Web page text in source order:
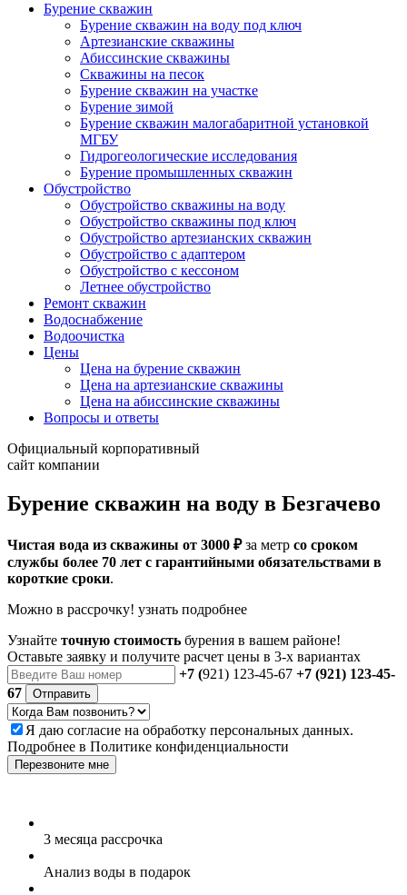
Бурение скважин
Бурение скважин на воду под ключ
Артезианские скважины
Абиссинские скважины
Скважины на песок
Бурение скважин на участке
Бурение зимой
Бурение скважин малогабаритной установкой
МГБУ
Гидрогеологические исследования
Бурение промышленных скважин
Обустройство
Обустройство скважины на воду
Обустройство скважины под ключ
Обустройство артезианских скважин
Обустройство с адаптером
Обустройство с кессоном
Летнее обустройство
Ремонт скважин
Водоснабжение
Водоочистка
Цены
Цена на бурение скважин
Цена на артезианские скважины
Цена на абиссинские скважины
Вопросы и ответы
Официальный корпоративный
сайт компании
Бурение скважин на воду в Безгачево
Чистая вода из скважины от 3000 ₽за метр со сроком
службы более 70 лет с гарантийными обязательствами в
короткие сроки.
Можно в рассрочку! узнать подробнее
Узнайте точную стоимость бурения в вашем районе!
Оставьте заявку и получите расчет цены в 3-х вариантах
+7 (921) 123-45-67 +7 (921) 123-45-
67
Отправить
Я даю согласие на обработку персональных данных.
Подробнее в Политике конфиденциальности
Перезвоните мне
3 месяца рассрочка
Анализ воды в подарок